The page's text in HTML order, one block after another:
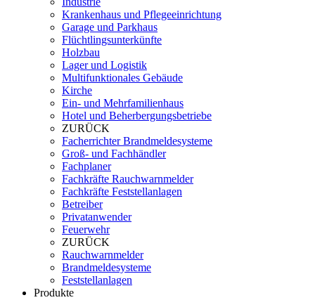
Krankenhaus und Pflegeeinrichtung
Garage und Parkhaus
Flüchtlingsunterkünfte
Holzbau
Lager und Logistik
Multifunktionales Gebäude
Kirche
Ein- und Mehrfamilienhaus
Hotel und Beherbergungsbetriebe
ZURÜCK
Facherrichter Brandmeldesysteme
Groß- und Fachhändler
Fachplaner
Fachkräfte Rauchwarnmelder
Fachkräfte Feststellanlagen
Betreiber
Privatanwender
Feuerwehr
ZURÜCK
Rauchwarnmelder
Brandmeldesysteme
Feststellanlagen
Produkte